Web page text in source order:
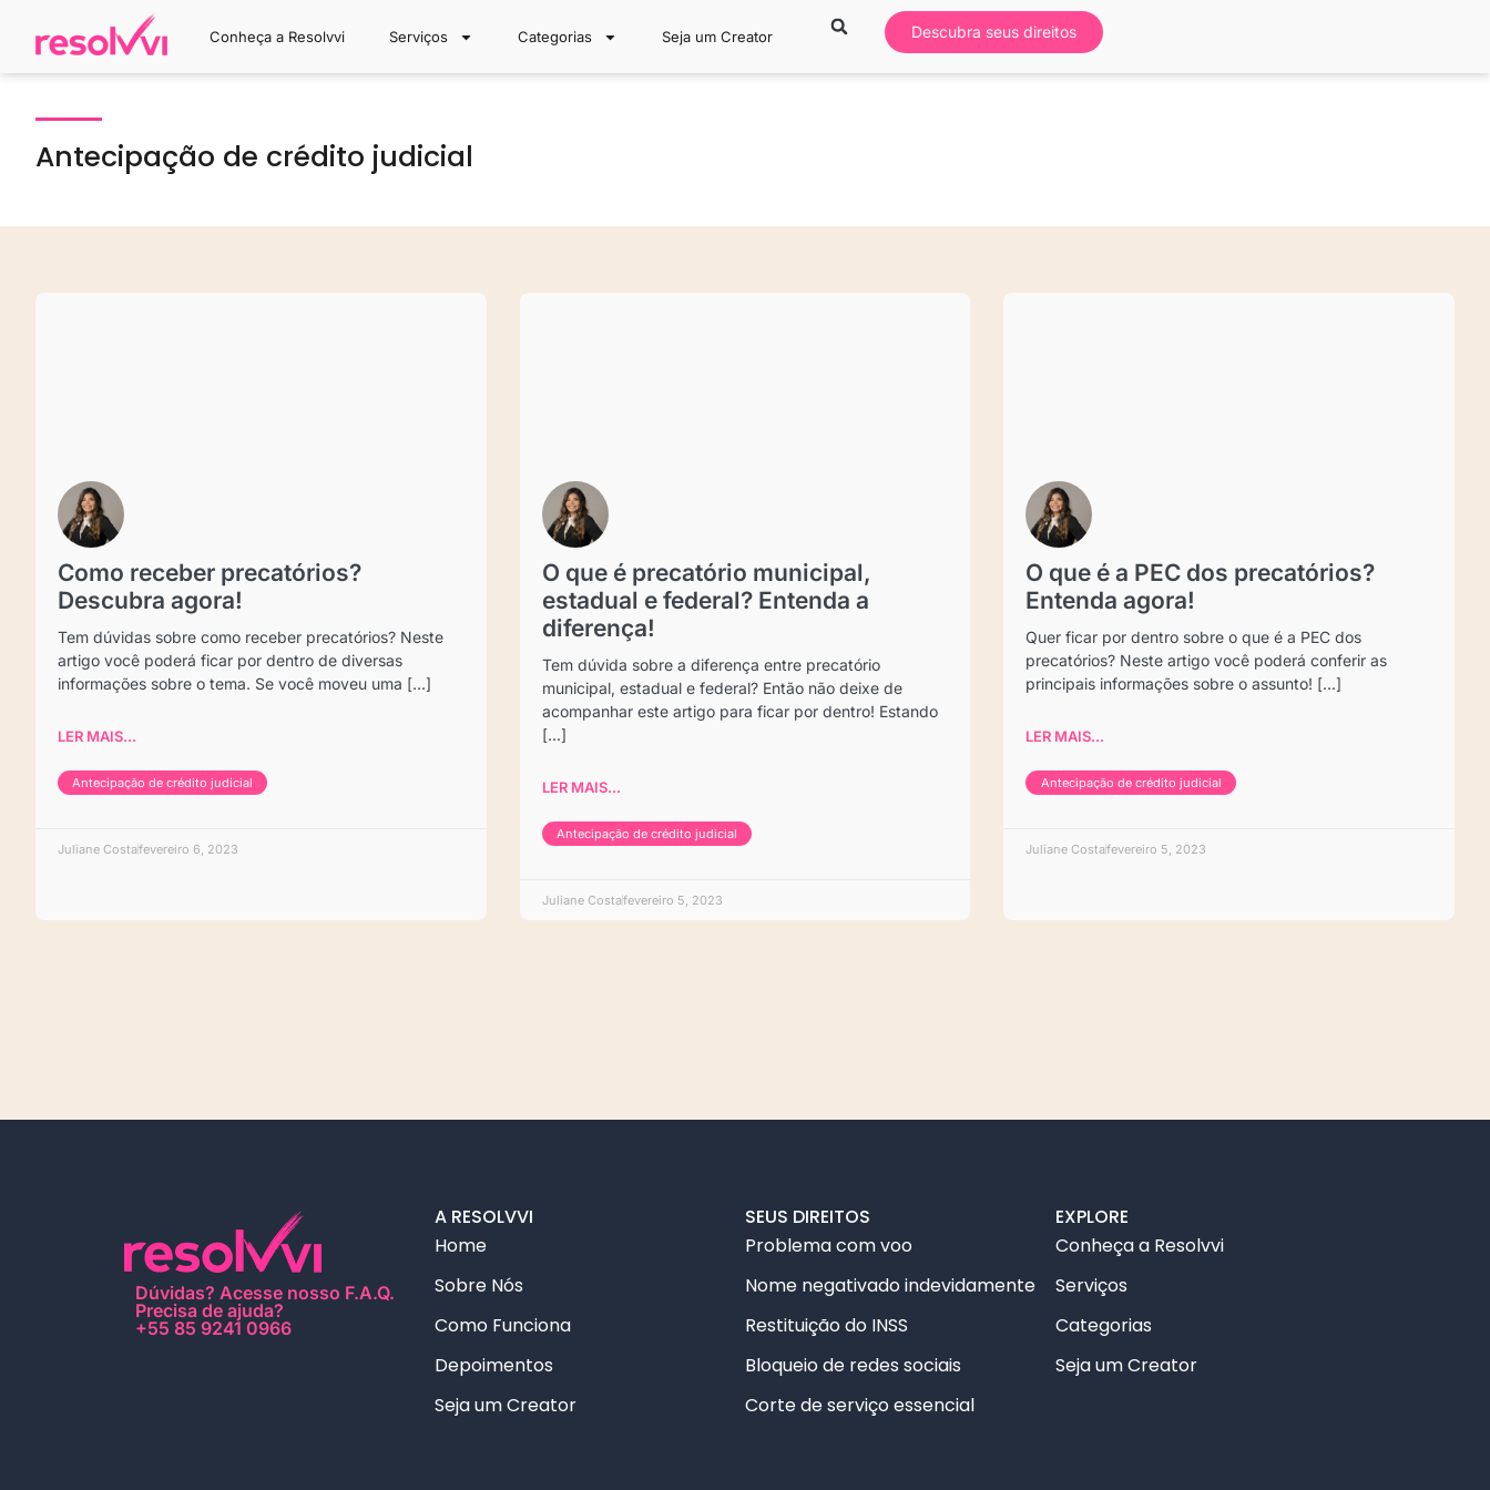
Conheça a Resolvvi Serviços Categorias Seja um Creator Descubra seus direitos
Antecipação de crédito judicial
Como receber precatórios?
Descubra agora!
Tem dúvidas sobre como receber precatórios? Neste
artigo você poderá ficar por dentro de diversas
informações sobre o tema. Se você moveu uma [...]
LER MAIS...
Antecipação de crédito judicial
Juliane Costafevereiro 6, 2023
O que é precatório municipal,
estadual e federal? Entenda a
diferença!
Tem dúvida sobre a diferença entre precatório
municipal, estadual e federal? Então não deixe de
acompanhar este artigo para ficar por dentro! Estando
[...]
LER MAIS...
Antecipação de crédito judicial
Juliane Costafevereiro 5, 2023
O que é a PEC dos precatórios?
Entenda agora!
Quer ficar por dentro sobre o que é a PEC dos
precatórios? Neste artigo você poderá conferir as
principais informações sobre o assunto! [...]
LER MAIS...
Antecipação de crédito judicial
Juliane Costafevereiro 5, 2023
Dúvidas? Acesse nosso F.A.Q.
Precisa de ajuda?
+55 85 9241 0966
A RESOLVVI
Home
Sobre Nós
Como Funciona
Depoimentos
Seja um Creator
SEUS DIREITOS
Problema com voo
Nome negativado indevidamente
Restituição do INSS
Bloqueio de redes sociais
Corte de serviço essencial
EXPLORE
Conheça a Resolvvi
Serviços
Categorias
Seja um Creator